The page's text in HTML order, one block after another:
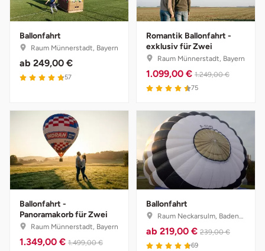
Ballonfahrt
Raum Münnerstadt, Bayern
ab 249,00 €
57
Romantik Ballonfahrt -
exklusiv für Zwei
Raum Münnerstadt, Bayern
1.099,00 € 1.249,00 €
75
Ballonfahrt -
Panoramakorb für Zwei
Raum Münnerstadt, Bayern
1.349,00 € 1.499,00 €
Ballonfahrt
Raum Neckarsulm, Baden-Württemberg
ab 219,00 € 239,00 €
69